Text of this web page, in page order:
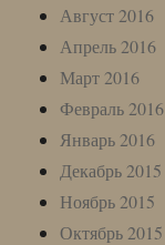
Август 2016
Апрель 2016
Март 2016
Февраль 2016
Январь 2016
Декабрь 2015
Ноябрь 2015
Октябрь 2015